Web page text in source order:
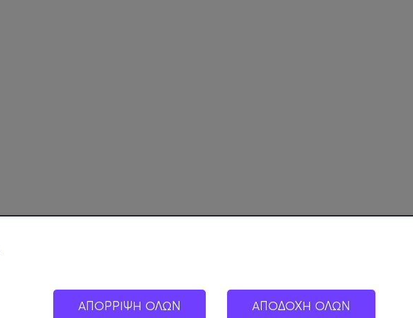
ΑΠΟΡΡΙΨΗ ΟΛΩΝ ΑΠΟΔΟΧΗ ΟΛΩΝ